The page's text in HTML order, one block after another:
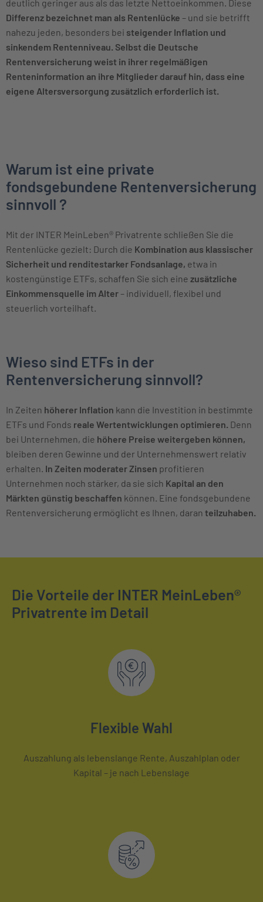
deutlich geringer aus als das letzte Nettoeinkommen. Diese
Differenz bezeichnet man als Rentenlücke – und sie betrifft
nahezu jeden, besonders bei steigender Inflation und
sinkendem Rentenniveau. Selbst die Deutsche
Rentenversicherung weist in ihrer regelmäßigen
Renteninformation an ihre Mitglieder darauf hin, dass eine
eigene Altersversorgung zusätzlich erforderlich ist.
Warum ist eine private
fondsgebundene Rentenversicherung
sinnvoll ?
Mit der INTER MeinLeben® Privatrente schließen Sie die
Rentenlücke gezielt: Durch die Kombination aus klassischer
Sicherheit und renditestarker Fondsanlage, etwa in
kostengünstige ETFs, schaffen Sie sich eine zusätzliche
Einkommensquelle im Alter – individuell, flexibel und
steuerlich vorteilhaft.
Wieso sind ETFs in der
Rentenversicherung sinnvoll?
In Zeiten höherer Inflation kann die Investition in bestimmte
ETFs und Fonds reale Wertentwicklungen optimieren. Denn
bei Unternehmen, die höhere Preise weitergeben können,
bleiben deren Gewinne und der Unternehmenswert relativ
erhalten. In Zeiten moderater Zinsen profitieren
Unternehmen noch stärker, da sie sich Kapital an den
Märkten günstig beschaffen können. Eine fondsgebundene
Rentenversicherung ermöglicht es Ihnen, daran teilzuhaben.
Die Vorteile der INTER MeinLeben®
Privatrente im Detail
Flexible Wahl
Auszahlung als lebenslange Rente, Auszahlplan oder
Kapital – je nach Lebenslage